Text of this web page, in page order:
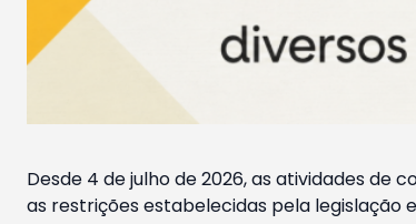
Desde 4 de julho de 2026, as atividades de
as restrições estabelecidas pela legislação